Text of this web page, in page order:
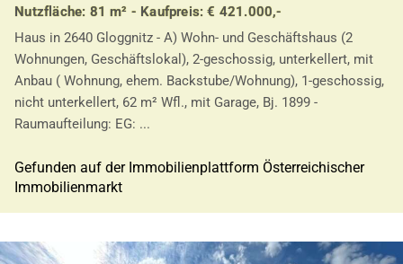
Nutzfläche: 81 m² - Kaufpreis: € 421.000,-
Haus in 2640 Gloggnitz - A) Wohn- und Geschäftshaus (2
Wohnungen, Geschäftslokal), 2-geschossig, unterkellert, mit
Anbau ( Wohnung, ehem. Backstube/Wohnung), 1-geschossig,
nicht unterkellert, 62 m² Wfl., mit Garage, Bj. 1899 -
Raumaufteilung: EG: ...
Gefunden auf der Immobilienplattform Österreichischer
Immobilienmarkt